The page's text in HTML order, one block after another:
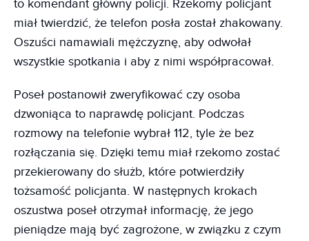
to komendant główny policji. Rzekomy policjant
miał twierdzić, że telefon posła został zhakowany.
Oszuści namawiali mężczyznę, aby odwołał
wszystkie spotkania i aby z nimi współpracował.
Poseł postanowił zweryfikować czy osoba
dzwoniąca to naprawdę policjant. Podczas
rozmowy na telefonie wybrał 112, tyle że bez
rozłączania się. Dzięki temu miał rzekomo zostać
przekierowany do służb, które potwierdziły
tożsamość policjanta. W następnych krokach
oszustwa poseł otrzymał informację, że jego
pieniądze mają być zagrożone, w związku z czym